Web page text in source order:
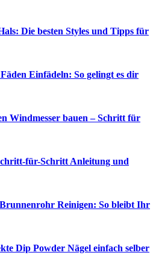
Die besten Styles und Tipps für
Einfädeln: So gelingt es dir
Windmesser bauen – Schritt für
für-Schritt Anleitung und
Reinigen: So bleibt Ihr
Dip Powder Nägel einfach selber